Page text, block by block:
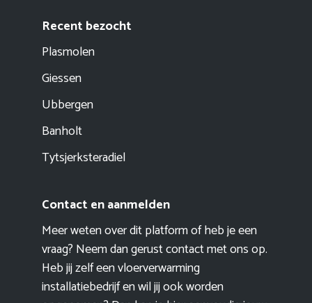
Recent bezocht
Plasmolen
Giessen
Ubbergen
Banholt
Tytsjerksteradiel
Contact en aanmelden
Meer weten over dit platform of heb je een
vraag? Neem dan gerust contact met ons op.
Heb jij zelf een vloerverwarming
installatiebedrijf en wil jij ook worden